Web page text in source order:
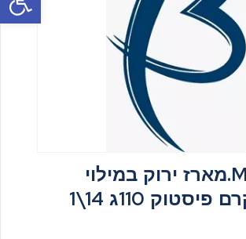
MELBON.מארז ירוק במילוי
110ג 14\1